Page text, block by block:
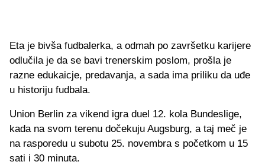
Eta je bivša fudbalerka, a odmah po završetku karijere
odlučila je da se bavi trenerskim poslom, prošla je
razne edukaicje, predavanja, a sada ima priliku da uđe
u historiju fudbala.
Union Berlin za vikend igra duel 12. kola Bundeslige,
kada na svom terenu dočekuju Augsburg, a taj meč je
na rasporedu u subotu 25. novembra s početkom u 15
sati i 30 minuta.